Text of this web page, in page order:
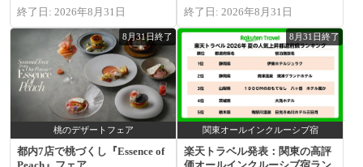
終了日: 2026年8月31日
終了日: 2026年8月31日
8月31日終了
桃のデザートフェア
都内7店で桃づくし『Essence of
8月31日終了
関東オールインクルーシブ宿
楽天トラベル発表：関東の高評